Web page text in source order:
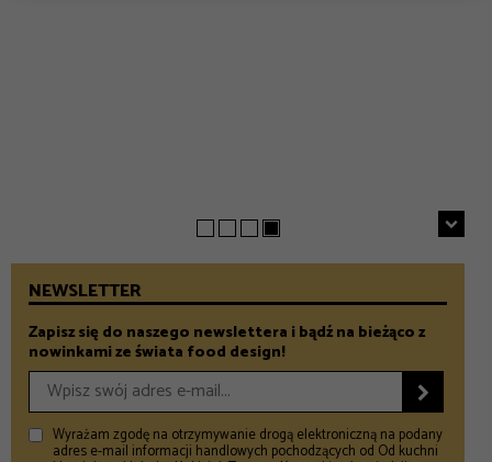
NEWSLETTER
Zapisz się do naszego newslettera i bądź na bieżąco z
nowinkami ze świata food design!

Wyrażam zgodę na otrzymywanie drogą elektroniczną na podany
adres e-mail informacji handlowych pochodzących od Od kuchni